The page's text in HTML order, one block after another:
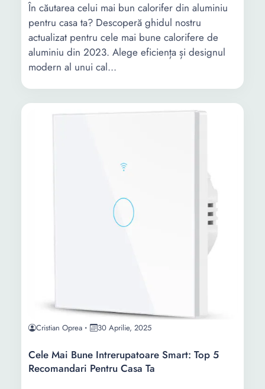
În căutarea celui mai bun calorifer din aluminiu
pentru casa ta? Descoperă ghidul nostru
actualizat pentru cele mai bune calorifere de
aluminiu din 2023. Alege eficiența și designul
modern al unui cal...
Cristian Oprea 30 Aprilie, 2025
Cele Mai Bune Intrerupatoare Smart: Top 5
Recomandari Pentru Casa Ta